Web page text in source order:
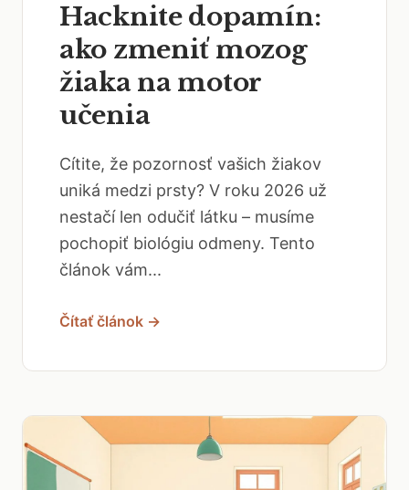
Hacknite dopamín:
ako zmeniť mozog
žiaka na motor
učenia
Cítite, že pozornosť vašich žiakov
uniká medzi prsty? V roku 2026 už
nestačí len odučiť látku – musíme
pochopiť biológiu odmeny. Tento
článok vám...
Čítať článok →